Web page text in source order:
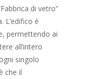
di vetro”
L’edifico è
permettendo ai
all’intero
singolo
che il